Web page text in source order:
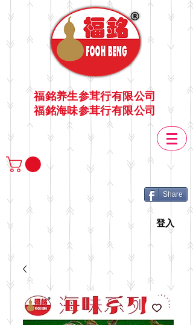
福銘养生参茸行有限公司
福銘海味参茸行有限公司
Share
登入